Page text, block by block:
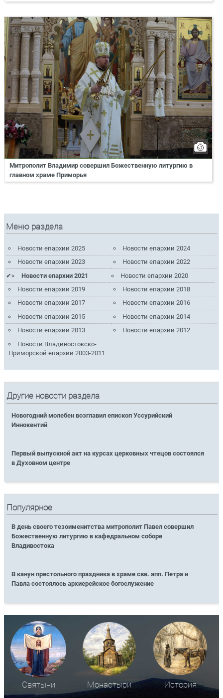
Митрополит Владимир совершил Божественную литургию в
главном храме Приморья
Меню раздела
Новости епархии 2025
Новости епархии 2024
Новости епархии 2023
Новости епархии 2022
Новости епархии 2021
Новости епархии 2020
Новости епархии 2019
Новости епархии 2018
Новости епархии 2017
Новости епархии 2016
Новости епархии 2015
Новости епархии 2014
Новости епархии 2013
Новости епархии 2012
Новости Владивостокско-
Приморской епархии 2003-2011
Другие новости раздела
Новогодний молебен возглавил епископ Уссурийский
Иннокентий
Первый выпускной акт на курсах церковных чтецов состоялся
в Духовном центре
Популярное
В день своего тезоименитства митрополит Павел совершил
Божественную литургию в кафедральном соборе
Владивостока
В канун престольного праздника в храме свв. апп. Петра и
Павла состоялось архиерейское богослужение
Святыни Монастыри История